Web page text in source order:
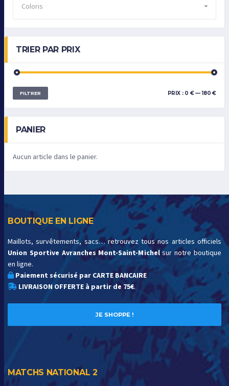
Coloris
TRIER PAR PRIX
FILTRER PRIX : 0 €—180 €
PANIER
Aucun article dans le panier.
BOUTIQUE EN LIGNE
Maillots, survêtements, sacs… retrouvez tous nos articles officiels
Union Sportive Avranches Mont-Saint-Michelsur notre boutique
en ligne.
Paiement sécurisé par CARTE BANCAIRE
LIVRAISON OFFERTE à partir de 75€.
JE SHOPPE !
MATCHS NATIONAL 2